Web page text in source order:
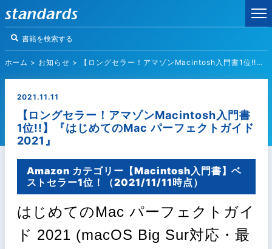
ホーム > お知らせ > 【ロングセラー！アマゾンMacintosh入門書1位!!】『はじめてのMac パーフェクトガイド 2021』
2021.11.11
【ロングセラー！アマゾンMacintosh入門書
1位!!】『はじめてのMac パーフェクトガイド
2021』
Amazon カテゴリー【Macintosh入門書】ベ
ストセラー1位！（2021/11/11時点）
はじめてのMac パーフェクトガイ
ド 2021 (macOS Big Sur対応・最